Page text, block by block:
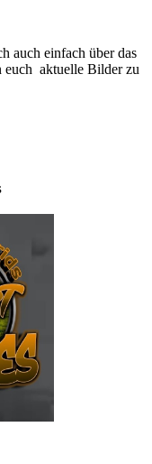
auch einfach über das
euch aktuelle Bilder zu